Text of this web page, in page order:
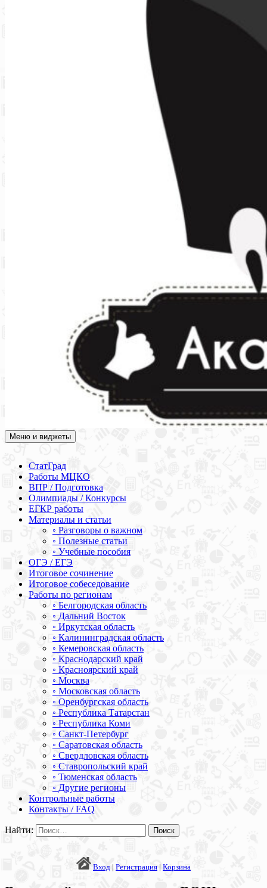
Академия СОВА
Подготовка к ЕГЭ, ОГЭ, ВПР, МЦКО, СтатГрад, КДР, ВОШ,
Меню и виджеты
СтатГрад
Работы МЦКО
ВПР / Подготовка
Олимпиады / Конкурсы
ЕГКР работы
Материалы и статьи
◦ Разговоры о важном
◦ Полезные статьи
◦ Учебные пособия
ОГЭ / ЕГЭ
Итоговое сочинение
Итоговое собеседование
Работы по регионам
◦ Белгородская область
◦ Дальний Восток
◦ Иркутская область
◦ Калининградская область
◦ Кемеровская область
◦ Краснодарский край
◦ Красноярский край
◦ Москва
◦ Московская область
◦ Оренбургская область
◦ Республика Татарстан
◦ Республика Коми
◦ Санкт-Петербург
◦ Саратовская область
◦ Свердловская область
◦ Ставропольский край
◦ Тюменская область
◦ Другие регионы
Контрольные работы
Контакты / FAQ
Найти:
Вход | Регистрация | Корзина